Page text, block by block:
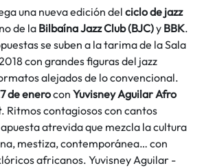
una nueva edición del ciclo de jazz
de la Bilbaína Jazz Club (BJC)y BBK.
se suben a la tarima de la Sala
con grandes figuras del jazz
alejados de lo convencional.
de enerocon Yuvisney Aguilar Afro
. Ritmos contagiosos con cantos
atrevida que mezcla la cultura
mestiza, contemporánea… con
africanos. Yuvisney Aguilar -